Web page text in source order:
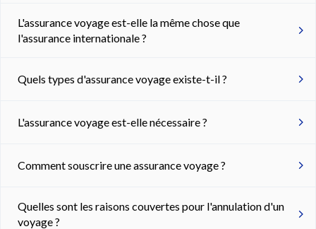
L'assurance voyage est-elle la même chose que
l'assurance internationale ?
Quels types d'assurance voyage existe-t-il ?
L'assurance voyage est-elle nécessaire ?
Comment souscrire une assurance voyage ?
Quelles sont les raisons couvertes pour l'annulation d'un
voyage ?